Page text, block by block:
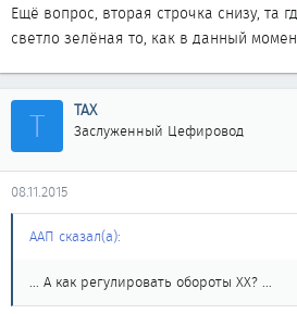
Ещё вопрос, вторая строчка снизу, та
светло зелёная то, как в данный
Т ТАХ
Заслуженный Цефировод
08.11.2015
ААП сказал(а):
... А как регулировать обороты ХХ? ...